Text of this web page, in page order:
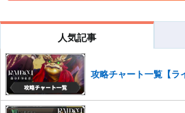
だけますでしょうか。
コメントの削除を申請する
※投稿内
せていただきます。ご了承ください。
※一度削除したコメントは復元がで
さい。
人気記事
攻略チャート一覧【ラ